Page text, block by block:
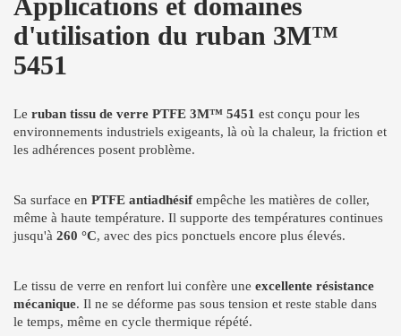
d'utilisation du ruban 3M™
5451
Le ruban tissu de verre PTFE 3M™ 5451 est conçu pour les
environnements industriels exigeants, là où la chaleur, la friction et
les adhérences posent problème.
Sa surface en PTFE antiadhésifempêche les matières de coller,
même à haute température. Il supporte des températures continues
jusqu'à 260 °C, avec des pics ponctuels encore plus élevés.
Le tissu de verre en renfort lui confère une excellente résistance
mécanique. Il ne se déforme pas sous tension et reste stable dans
le temps, même en cycle thermique répété.